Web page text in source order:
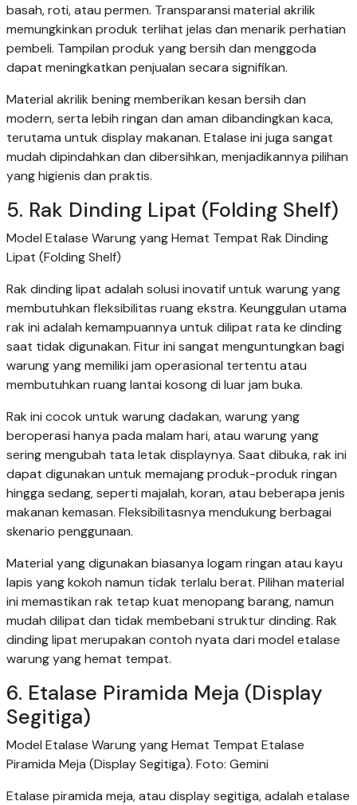
basah, roti, atau permen. Transparansi material akrilik
memungkinkan produk terlihat jelas dan menarik perhatian
pembeli. Tampilan produk yang bersih dan menggoda
dapat meningkatkan penjualan secara signifikan.
Material akrilik bening memberikan kesan bersih dan
modern, serta lebih ringan dan aman dibandingkan kaca,
terutama untuk display makanan. Etalase ini juga sangat
mudah dipindahkan dan dibersihkan, menjadikannya pilihan
yang higienis dan praktis.
5. Rak Dinding Lipat (Folding Shelf)
Model Etalase Warung yang Hemat Tempat Rak Dinding
Lipat (Folding Shelf)
Rak dinding lipat adalah solusi inovatif untuk warung yang
membutuhkan fleksibilitas ruang ekstra. Keunggulan utama
rak ini adalah kemampuannya untuk dilipat rata ke dinding
saat tidak digunakan. Fitur ini sangat menguntungkan bagi
warung yang memiliki jam operasional tertentu atau
membutuhkan ruang lantai kosong di luar jam buka.
Rak ini cocok untuk warung dadakan, warung yang
beroperasi hanya pada malam hari, atau warung yang
sering mengubah tata letak displaynya. Saat dibuka, rak ini
dapat digunakan untuk memajang produk-produk ringan
hingga sedang, seperti majalah, koran, atau beberapa jenis
makanan kemasan. Fleksibilitasnya mendukung berbagai
skenario penggunaan.
Material yang digunakan biasanya logam ringan atau kayu
lapis yang kokoh namun tidak terlalu berat. Pilihan material
ini memastikan rak tetap kuat menopang barang, namun
mudah dilipat dan tidak membebani struktur dinding. Rak
dinding lipat merupakan contoh nyata dari model etalase
warung yang hemat tempat.
6. Etalase Piramida Meja (Display
Segitiga)
Model Etalase Warung yang Hemat Tempat Etalase
Piramida Meja (Display Segitiga). Foto: Gemini
Etalase piramida meja, atau display segitiga, adalah etalase